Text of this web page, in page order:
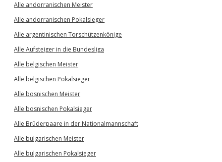
Alle andorranischen Meister
Alle andorranischen Pokalsieger
Alle argentinischen Torschützenkönige
Alle Aufsteiger in die Bundesliga
Alle belgischen Meister
Alle belgischen Pokalsieger
Alle bosnischen Meister
Alle bosnischen Pokalsieger
Alle Brüderpaare in der Nationalmannschaft
Alle bulgarischen Meister
Alle bulgarischen Pokalsieger